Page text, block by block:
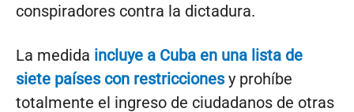
conspiradores contra la dictadura.
La medida incluye a Cuba en una lista de
siete países con restriccionesy prohíbe
totalmente el ingreso de ciudadanos de otras